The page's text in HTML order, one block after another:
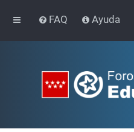
FAQ Ayuda